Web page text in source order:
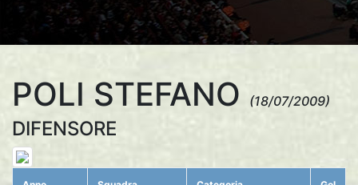
POLI STEFANO (18/07/2009)
DIFENSORE